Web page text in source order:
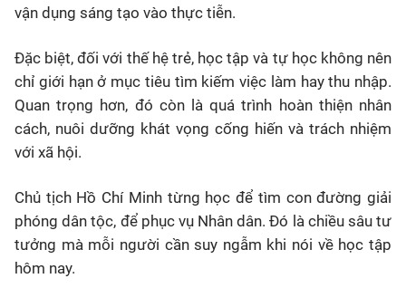
vận dụng sáng tạo vào thực tiễn.
Đặc biệt, đối với thế hệ trẻ, học tập và tự học không nên
chỉ giới hạn ở mục tiêu tìm kiếm việc làm hay thu nhập.
Quan trọng hơn, đó còn là quá trình hoàn thiện nhân
cách, nuôi dưỡng khát vọng cống hiến và trách nhiệm
với xã hội.
Chủ tịch Hồ Chí Minh từng học để tìm con đường giải
phóng dân tộc, để phục vụ Nhân dân. Đó là chiều sâu tư
tưởng mà mỗi người cần suy ngẫm khi nói về học tập
hôm nay.